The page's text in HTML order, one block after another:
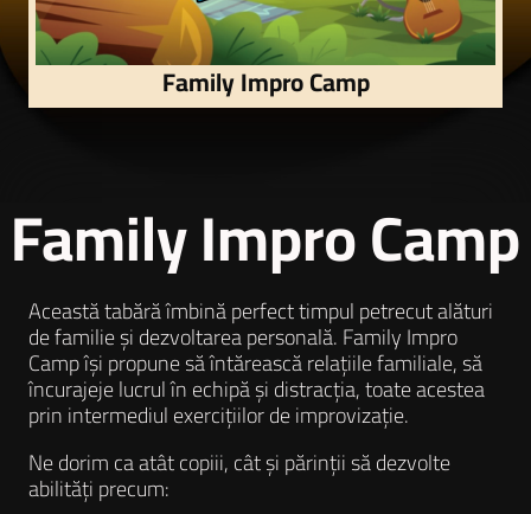
Family Impro Camp
Family Impro Camp
Această tabără îmbină perfect timpul petrecut alături
de familie și dezvoltarea personală. Family Impro
Camp își propune să întărească relațiile familiale, să
încurajeje lucrul în echipă și distracția, toate acestea
prin intermediul exercițiilor de improvizație.
Ne dorim ca atât copiii, cât și părinții să dezvolte
abilități precum: